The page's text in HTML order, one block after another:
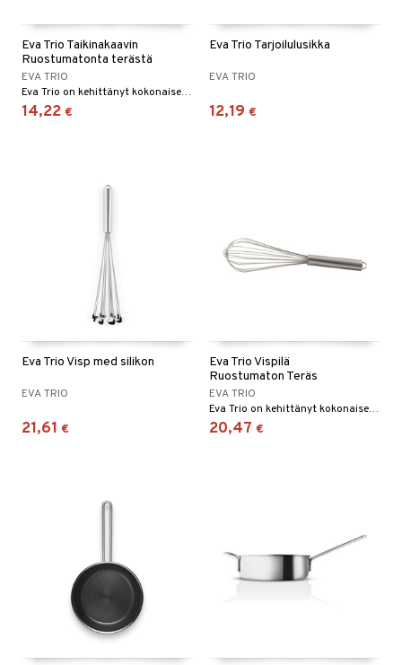
Eva Trio Taikinakaavin
Ruostumatonta terästä
EVA TRIO
Eva Trio on kehittänyt kokonaisen sarjan tarjoiluvälineitä.
14,22 €
Eva Trio Tarjoilulusikka
EVA TRIO
12,19 €
Eva Trio Visp med silikon
EVA TRIO
21,61 €
Eva Trio Vispilä
Ruostumaton Teräs
EVA TRIO
Eva Trio on kehittänyt kokonaisen sarjan keittiövälineitä.
20,47 €